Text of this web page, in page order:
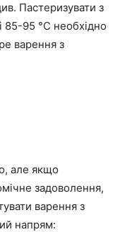
Пастеризувати з
95 °С необхідно
варення з
але якщо
задоволення,
варення з
напрям: